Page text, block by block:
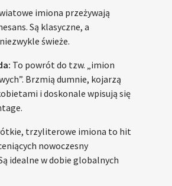
imiona przeżywają
Są klasyczne, a
świeże.
To powrót do tzw. „imion
Brzmią dumnie, kojarzą
i doskonale wpisują się
trzyliterowe imiona to hit
nowoczesny
idealne w dobie globalnych